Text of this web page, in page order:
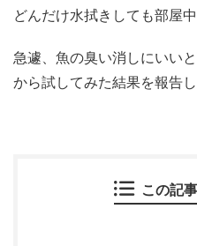
どんだけ水拭きしても部屋
急遽、魚の臭い消しにいい
から試してみた結果を報告し
この記